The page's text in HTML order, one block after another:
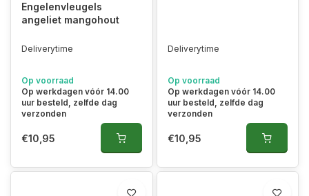
Engelenvleugels
angeliet mangohout
Deliverytime
Op voorraad
Op werkdagen vóór 14.00
uur besteld, zelfde dag
verzonden
€10,95
Deliverytime
Op voorraad
Op werkdagen vóór 14.00
uur besteld, zelfde dag
verzonden
€10,95